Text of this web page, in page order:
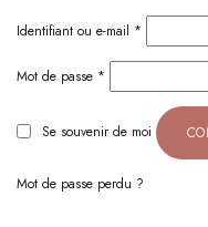
Identifiant ou e-mail *
Mot de passe *
Se souvenir de moi
Mot de passe perdu ?